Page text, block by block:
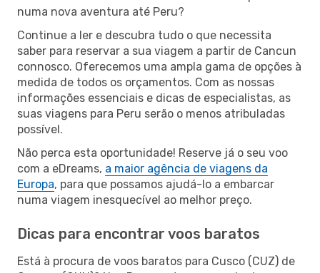
numa nova aventura até Peru?
Continue a ler e descubra tudo o que necessita
saber para reservar a sua viagem a partir de Cancun
connosco. Oferecemos uma ampla gama de opções à
medida de todos os orçamentos. Com as nossas
informações essenciais e dicas de especialistas, as
suas viagens para Peru serão o menos atribuladas
possível.
Não perca esta oportunidade! Reserve já o seu voo
com a eDreams, a maior agência de viagens da
Europa, para que possamos ajudá-lo a embarcar
numa viagem inesquecível ao melhor preço.
Dicas para encontrar voos baratos
Está à procura de voos baratos para Cusco (CUZ) de